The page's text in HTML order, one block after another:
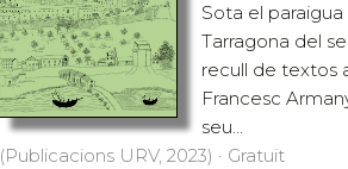
Sota el paraigua
Tarragona del
recull de textos
Francesc
seu...
(Publicacions URV, 2023) · Gratuït